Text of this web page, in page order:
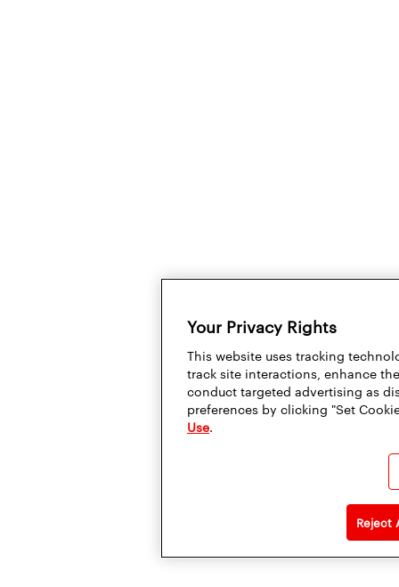
Your Privacy Rights
This website uses tracking
track site interactions, enhance
conduct targeted advertising as
preferences by clicking "Set
Use.
Reject